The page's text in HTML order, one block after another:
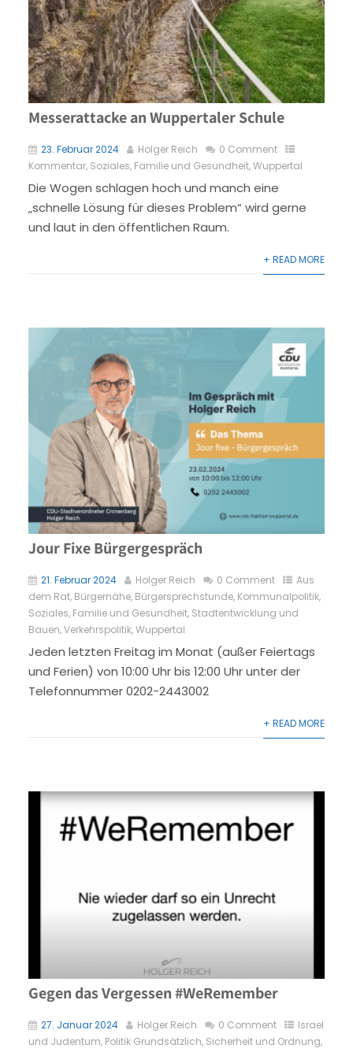
Messerattacke an Wuppertaler Schule
23. Februar 2024 Holger Reich
0 Comment
Kommentar, Soziales, Familie und Gesundheit,Wuppertal
Die Wogen schlagen hoch und manch eine
„schnelle Lösung für dieses Problem“ wird gerne
und laut in den öffentlichen Raum.
+ READ MORE
Jour Fixe Bürgergespräch
21. Februar 2024 Holger Reich 0 Comment
Aus
dem Rat, Bürgernähe, Bürgersprechstunde, Kommunalpolitik,
Soziales, Familie und Gesundheit, Stadtentwicklung und
Bauen,Verkehrspolitik,Wuppertal
Jeden letzten Freitag im Monat (außer Feiertags
und Ferien) von 10:00 Uhr bis 12:00 Uhr unter der
Telefonnummer 0202-2443002
+ READ MORE
Gegen das Vergessen #WeRemember
27. Januar 2024 Holger Reich 0 Comment
Israel
und Judentum, Politik Grundsätzlich, Sicherheit und Ordnung,